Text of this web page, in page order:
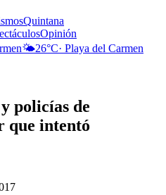
Quintana
Opinión
🌤️26°C· Playa del Carmen
policías de
que intentó